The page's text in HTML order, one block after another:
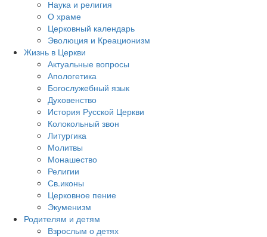
Наука и религия
О храме
Церковный календарь
Эволюция и Креационизм
Жизнь в Церкви
Актуальные вопросы
Апологетика
Богослужебный язык
Духовенство
История Русской Церкви
Колокольный звон
Литургика
Молитвы
Монашество
Религии
Св.иконы
Церковное пение
Экуменизм
Родителям и детям
Взрослым о детях